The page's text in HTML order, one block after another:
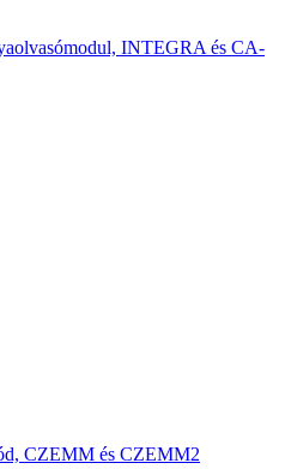
INTEGRA és CA-
CZEMM és CZEMM2